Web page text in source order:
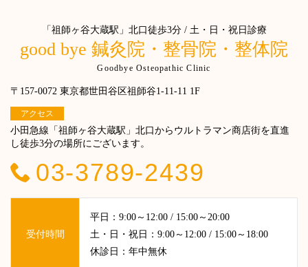
「祖師ヶ谷大蔵駅」北口徒歩3分 / 土・日・祝日診療
good bye 鍼灸院・整骨院・整体院
Goodbye Osteopathic Clinic
〒157-0072 東京都世田谷区祖師谷1-11-11 1F
アクセス
小田急線「祖師ヶ谷大蔵駅」北口からウルトラマン商店街を直進
し徒歩3分の場所にございます。
03-3789-2439
受付時間
平日：9:00～12:00 / 15:00～20:00
土・日・祝日：9:00～12:00 / 15:00～18:00
休診日：年中無休